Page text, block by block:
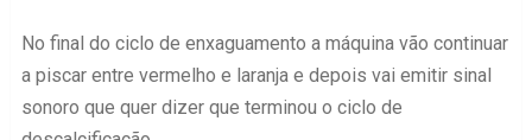
No final do ciclo de enxaguamento a máquina vão continuar
a piscar entre vermelho e laranja e depois vai emitir sinal
sonoro que quer dizer que terminou o ciclo de